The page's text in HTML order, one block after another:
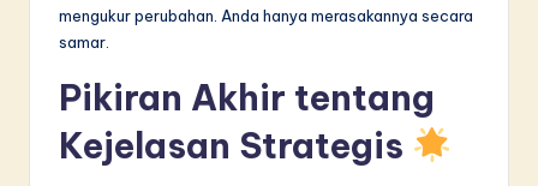
mengukur perubahan. Anda hanya merasakannya secara
samar.
Pikiran Akhir tentang
Kejelasan Strategis